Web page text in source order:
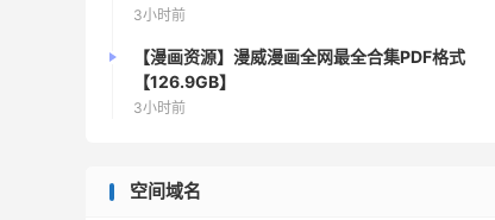
3小时前
【漫画资源】漫威漫画全网最全合集PDF格式
【126.9GB】
3小时前
空间域名